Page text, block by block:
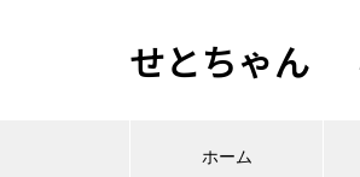
せとちゃん
ホーム